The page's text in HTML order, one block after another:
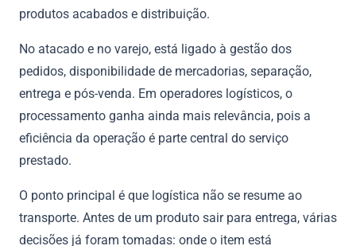
produtos acabados e distribuição.
No atacado e no varejo, está ligado à gestão dos
pedidos, disponibilidade de mercadorias, separação,
entrega e pós-venda. Em operadores logísticos, o
processamento ganha ainda mais relevância, pois a
eficiência da operação é parte central do serviço
prestado.
O ponto principal é que logística não se resume ao
transporte. Antes de um produto sair para entrega, várias
decisões já foram tomadas: onde o item está